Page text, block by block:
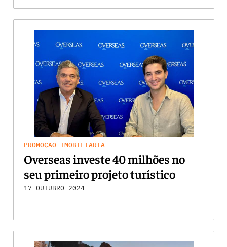
PROMOÇÃO IMOBILIÁRIA
Overseas investe 40 milhões no
seu primeiro projeto turístico
17 OUTUBRO 2024